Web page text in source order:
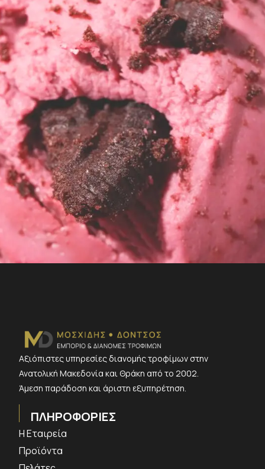
Αξιόπιστες υπηρεσίες διανομής τροφίμων στην
Ανατολική Μακεδονία και Θράκη από το 2002.
Άμεση παράδοση και άριστη εξυπηρέτηση.
ΠΛΗΡΟΦΟΡΙΕΣ
Η Εταιρεία
Προϊόντα